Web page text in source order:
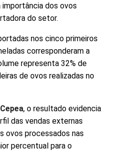
dos ovos
do setor.
nos cinco primeiros
corresponderam a
representa 32% de
de ovos realizadas no
Cepea, o resultado evidencia
das vendas externas
ovos processados nas
percentual para o